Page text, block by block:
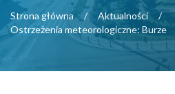
Strona główna
Aktualności
Ostrzeżenia meteorologiczne: Burze